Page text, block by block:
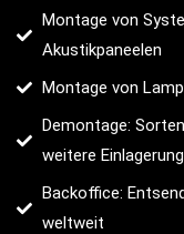
Montage von
Akustikpaneelen
Montage von
Demontage:
weitere
Backoffice:
weltweit